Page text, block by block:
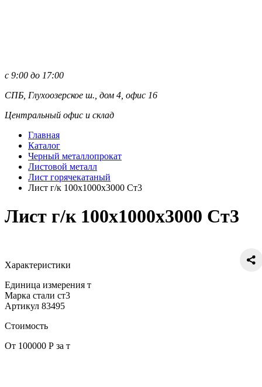
с 9:00 до 17:00
СПБ, Глухоозерское ш., дом 4, офис 16
Центральный офис и склад
Главная
Каталог
Черный металлопрокат
Листовой металл
Лист горячекатаный
Лист г/к 100х1000х3000 Ст3
Лист г/к 100х1000х3000 Ст3
Характеристики
Единица измерения т
Марка стали ст3
Артикул 83495
Стоимость
От 100000 Р за т